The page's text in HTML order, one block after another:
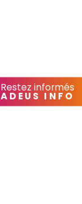
Restez informés
ADEUS INFO